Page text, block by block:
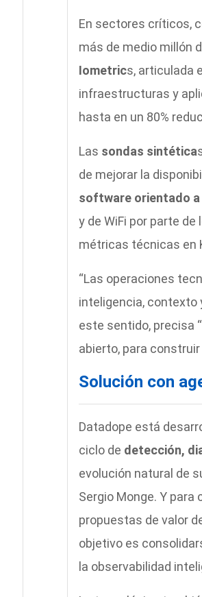
En sectores críticos,
más de medio millón
Iometrics, articulada
infraestructuras y
hasta en un 80%
Las sondas sintética
de mejorar la
software orientado a
y de WiFi por parte
métricas técnicas en
“Las operaciones
inteligencia, contexto
este sentido, precisa
abierto, para
Solución con
Datadope está
ciclo de detección,
evolución natural de
Sergio Monge. Y
propuestas de valor
objetivo es
la observabilidad